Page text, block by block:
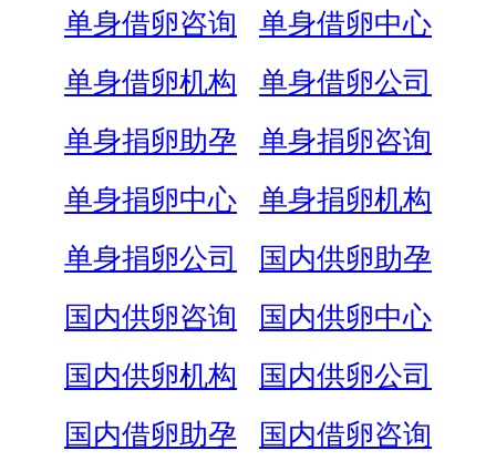
单身借卵咨询
单身借卵中心
单身借卵机构
单身借卵公司
单身捐卵助孕
单身捐卵咨询
单身捐卵中心
单身捐卵机构
单身捐卵公司
国内供卵助孕
国内供卵咨询
国内供卵中心
国内供卵机构
国内供卵公司
国内借卵助孕
国内借卵咨询